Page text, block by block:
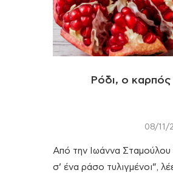
Ρόδι, ο
08/11/
Από την Ιωάννα Σταμούλου
σ’ ένα ράσο τυλιγμένοι”,